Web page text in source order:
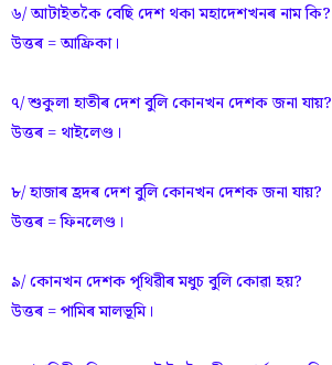
৬/ আটাইতকৈ বেছি দেশ থকা মহাদেশখনৰ নাম কি?
উত্তৰ = আফ্ৰিকা।
৭/ শুকুলা হাতীৰ দেশ বুলি কোনখন দেশক জনা যায়?
উত্তৰ = থাইলেণ্ড।
৮/ হাজাৰ হ্ৰদৰ দেশ বুলি কোনখন দেশক জনা যায়?
উত্তৰ = ফিনলেণ্ড।
৯/ কোনখন দেশক পৃথিৱীৰ মধুচ বুলি কোৱা হয়?
উত্তৰ = পামিৰ মালভূমি।